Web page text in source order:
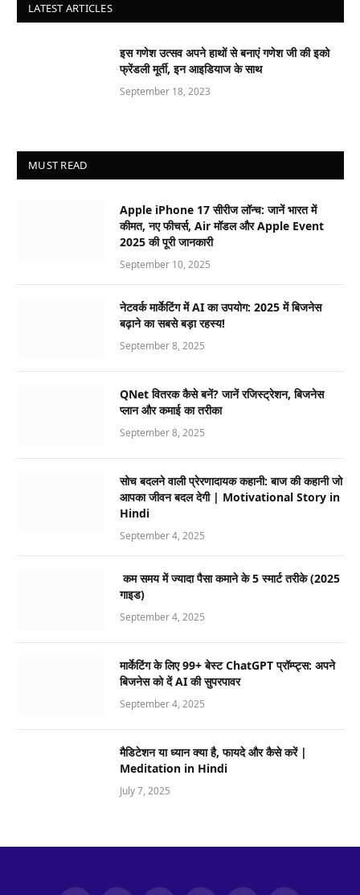
LATEST ARTICLES
इस गणेश उत्सव अपने हाथों से बनाएं गणेश जी की इको
फ्रेंडली मूर्ती, इन आइडियाज के साथ
September 18, 2023
MUST READ
Apple iPhone 17 सीरीज लॉन्च: जानें भारत में
कीमत, नए फीचर्स, Air मॉडल और Apple Event
2025 की पूरी जानकारी
September 10, 2025
नेटवर्क मार्केटिंग में AI का उपयोग: 2025 में बिजनेस
बढ़ाने का सबसे बड़ा रहस्य!
September 8, 2025
QNet वितरक कैसे बनें? जानें रजिस्ट्रेशन, बिजनेस
प्लान और कमाई का तरीका
September 8, 2025
सोच बदलने वाली प्रेरणादायक कहानी: बाज की कहानी जो
आपका जीवन बदल देगी | Motivational Story in
Hindi
September 4, 2025
कम समय में ज्यादा पैसा कमाने के 5 स्मार्ट तरीके (2025
गाइड)
September 4, 2025
मार्केटिंग के लिए 99+ बेस्ट ChatGPT प्रॉम्प्ट्स: अपने
बिजनेस को दें AI की सुपरपावर
September 4, 2025
मैडिटेशन या ध्यान क्या है, फायदे और कैसे करें |
Meditation in Hindi
July 7, 2025